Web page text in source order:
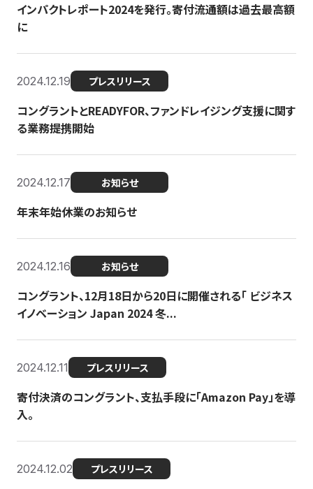
インパクトレポート2024を発行。寄付流通額は過去最高額
に
2024.12.19 プレスリリース
コングラントとREADYFOR、ファンドレイジング支援に関す
る業務提携開始
2024.12.17 お知らせ
年末年始休業のお知らせ
2024.12.16 お知らせ
コングラント、12月18日から20日に開催される「 ビジネス
イノベーション Japan 2024 冬...
2024.12.11 プレスリリース
寄付決済のコングラント、支払手段に「Amazon Pay」を導
入。
2024.12.02 プレスリリース